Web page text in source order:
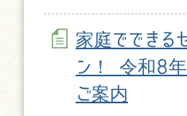
家庭でできる
ン！ 令和8
ご案内